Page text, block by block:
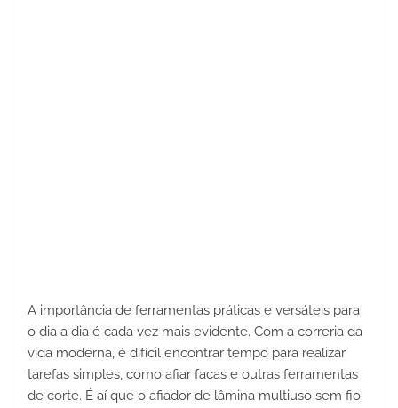
A importância de ferramentas práticas e versáteis para
o dia a dia é cada vez mais evidente. Com a correria da
vida moderna, é difícil encontrar tempo para realizar
tarefas simples, como afiar facas e outras ferramentas
de corte. É aí que o afiador de lâmina multiuso sem fio